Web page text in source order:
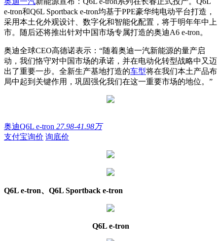
e-tron和Q6L Sportback e-tron均基于PPE豪华纯电动平台打造，
采用本土化外观设计、数字化和智能化配置，将于明年年中上
市。随后还将推出针对中国市场专属打造的奥迪A6 e-tron。
奥迪全球CEO高德诺表示：“随着奥迪一汽新能源的量产启
动，我们恪守对中国市场的承诺，并在电动化转型战略中又迈
出了重要一步。全新生产基地打造的车型将在我们本土产品布
局中起到关键作用，巩固强化我们在这一重要市场的地位。”
奥迪Q6L e-tron 27.98-41.98万
支付宝询价 询底价
Q6L e-tron、Q6L Sportback e-tron
Q6L e-tron